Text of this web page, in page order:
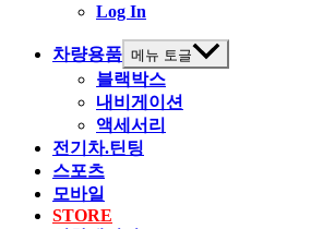
Log In
차량용품 메뉴 토글
블랙박스
내비게이션
액세서리
전기차.틴팅
스포츠
모바일
STORE